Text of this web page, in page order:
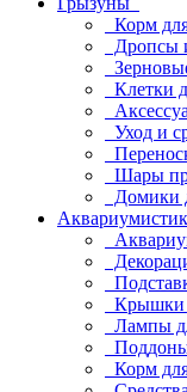
Корм
Дропсы
Клетки
Уход и
Шары
Домики
Крышки
Лампы
Корм